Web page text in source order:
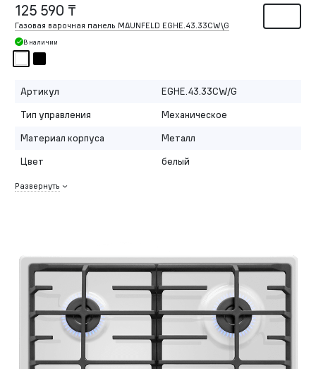
125 590 ₸
Газовая варочная панель MAUNFELD EGHE.43.33CW\G
В наличии
Артикул
EGHE.43.33CW/G
Тип управления
Механическое
Материал корпуса
Металл
Цвет
белый
Развернуть